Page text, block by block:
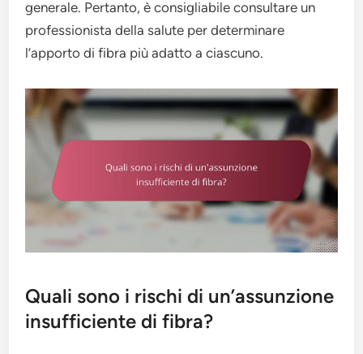
generale. Pertanto, è consigliabile consultare un
professionista della salute per determinare
l’apporto di fibra più adatto a ciascuno.
Quali sono i rischi di un’assunzione
insufficiente di fibra?